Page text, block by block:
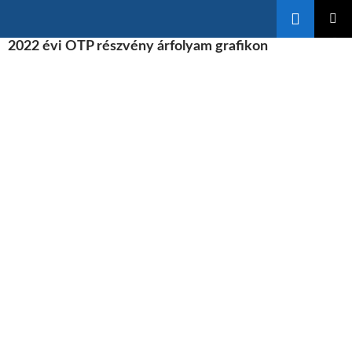
A
2022 évi OTP részvény árfolyam grafikon